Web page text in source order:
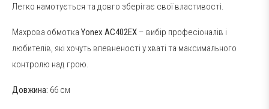
Легко намотується та довго зберігає свої властивості.
Махрова обмотка Yonex AC402EX – вибір професіоналів і
любителів, які хочуть впевненості у хваті та максимального
контролю над грою.
Довжина: 66 см